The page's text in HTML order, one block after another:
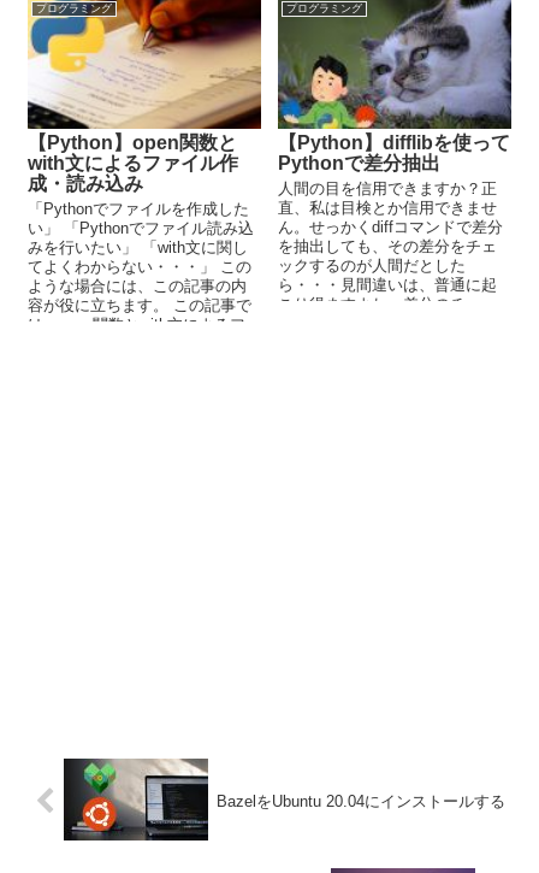
プログラミング
【Python】open関数と
with文によるファイル作
成・読み込み
「Pythonでファイルを作成した
い」 「Pythonでファイル読み込
みを行いたい」 「with文に関し
てよくわからない・・・」 この
ような場合には、この記事の内
容が役に立ちます。 この記事で
は、open関数とwith文によるフ
プログラミング
【Python】difflibを使って
Pythonで差分抽出
人間の目を信用できますか？正
直、私は目検とか信用できませ
ん。せっかくdiffコマンドで差分
を抽出しても、その差分をチェ
ックするのが人間だとした
ら・・・見間違いは、普通に起
こり得ますよね。差分のチェッ
BazelをUbuntu 20.04にインストールする